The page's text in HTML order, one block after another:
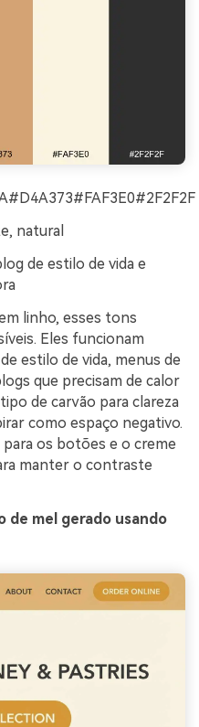
natural
de estilo de vida e
linho, esses tons
Eles funcionam
estilo de vida, menus de
que precisam de calor
de carvão para clareza
como espaço negativo.
os botões e o creme
manter o contraste
de mel gerado usando